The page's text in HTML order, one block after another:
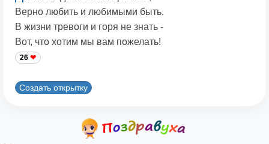
Верно любить и любимыми быть.
В жизни тревоги и горя не знать -
Вот, что хотим мы вам пожелать!
26
Создать открытку